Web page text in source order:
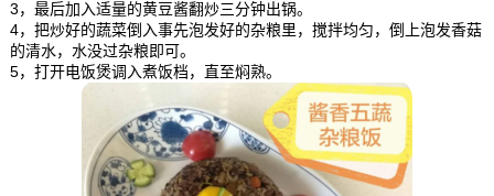
3，最后加入适量的黄豆酱翻炒三分钟出锅。
4，把炒好的蔬菜倒入事先泡发好的杂粮里，搅拌均匀，倒上泡发香菇
的清水，水没过杂粮即可。
5，打开电饭煲调入煮饭档，直至焖熟。